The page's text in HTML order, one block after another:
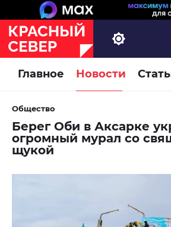
Главное Новости
Общество
Берег Оби в Аксарке
огромный мурал со
щукой